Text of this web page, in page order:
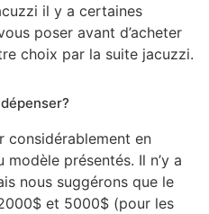
il y a certaines
poser avant d’acheter
choix par la suite jacuzzi.
considérablement en
présentés. Il n’y a
nous suggérons que le
et 5000$ (pour les